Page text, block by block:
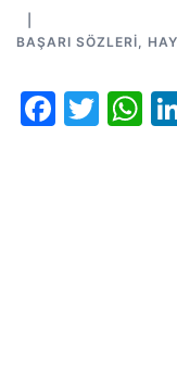
BAŞARI SÖZLERI